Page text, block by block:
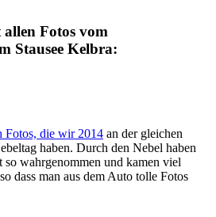
Fotos vom
Stausee Kelbra:
Fotos, die wir 2014 an der gleichen
haben. Durch den Nebel haben
so wahrgenommen und kamen viel
dass man aus dem Auto tolle Fotos